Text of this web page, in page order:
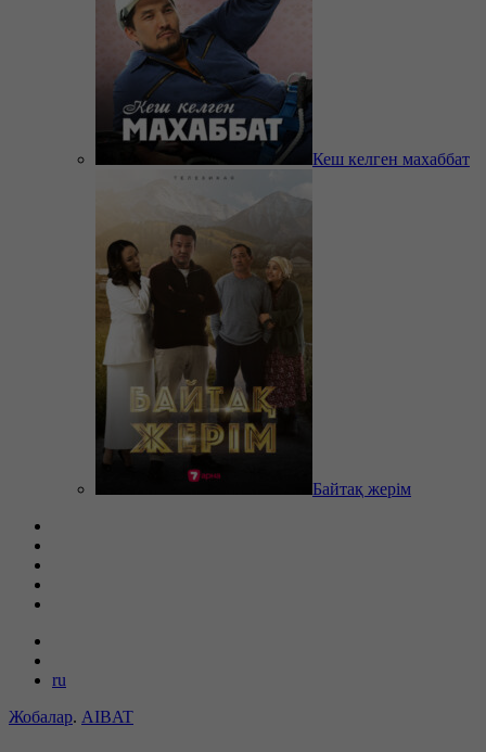
Кеш келген махаббат
Байтақ жерім
ru
Жобалар. AIBAT